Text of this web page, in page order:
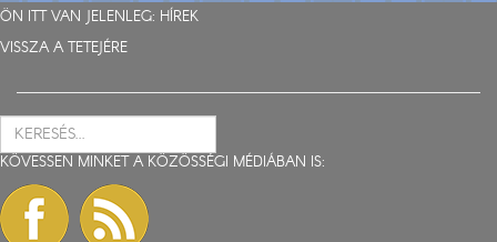
ÖN ITT VAN JELENLEG: HÍREK
VISSZA A TETEJÉRE
KÖVESSEN MINKET A KÖZÖSSÉGI MÉDIÁBAN IS: